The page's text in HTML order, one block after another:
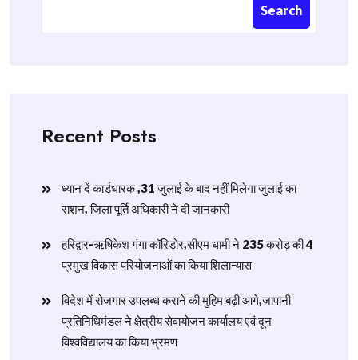
Search
Recent Posts
ध्यान दें कार्डधारक ,31 जुलाई के बाद नहीं मिलेगा जुलाई का
राशन, जिला पूर्ति अधिकारी ने दी जानकारी
हरिद्वार-ऋषिकेश गंगा कॉरिडोर,सीएम धामी ने 235 करोड़ की 4
प्रमुख विकास परियोजनाओं का किया शिलान्यास
विदेश में रोजगार उपलब्ध कराने की मुहिम बढ़ी आगे,जापानी
प्रतिनिधिमंडल ने क्षेत्रीय सेवायोजन कार्यालय एवं दून
विश्वविद्यालय का किया भ्रमण